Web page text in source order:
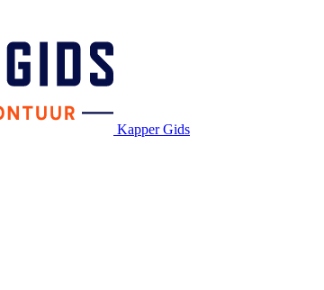
Kapper Gids